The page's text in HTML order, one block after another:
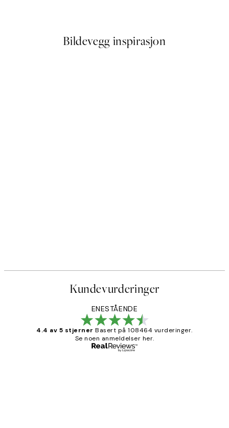
Bildevegg inspirasjon
Kundevurderinger
ENESTÅENDE
4.4 av 5 stjerner Basert på 108464 vurderinger.
Se noen anmeldelser her.